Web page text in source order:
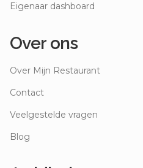
Eigenaar dashboard
Over ons
Over Mijn Restaurant
Contact
Veelgestelde vragen
Blog